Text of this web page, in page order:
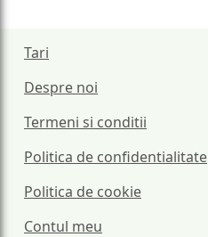
Tari
Despre noi
Termeni si conditii
Politica de confidentialitate
Politica de cookie
Contul meu